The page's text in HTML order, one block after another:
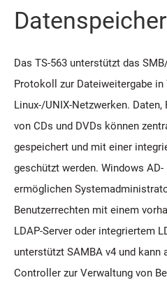
Datenspeicher
Das TS-563 unterstützt das
Protokoll zur Dateiweitergabe in
Linux-/UNIX-Netzwerken.
von CDs und DVDs können
gespeichert und mit einer
geschützt werden. Windows AD-
ermöglichen
Benutzerrechten mit einem
LDAP-Server oder integriertem
unterstützt SAMBA v4 und kann
Controller zur Verwaltung von